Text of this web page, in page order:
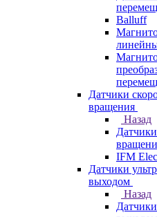
Balluff
Датчики
вращения
Назад
IFM
Датчики
выходом
Назад